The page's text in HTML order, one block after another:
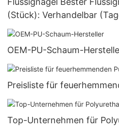
(Stück): Verhandelbar
StückUS72 Hersteller
OEM-PU-Schaum-
Preisliste für
Top-Unternehmen für